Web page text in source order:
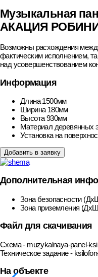
Музыкальная
АКАЦИЯ
Возможны расхождения
фактическим исполнением,
над усовершенствованием
Информация
Длина 1500мм
Ширина 180мм
Высота 930мм
Материал деревянных
Установка на
Добавить в заявку
Дополнительная
Зона безопасности
Зона приземления
Файл для скачивания
Схема - muzykalnaya-panel-
Техническое задание -
На объекте